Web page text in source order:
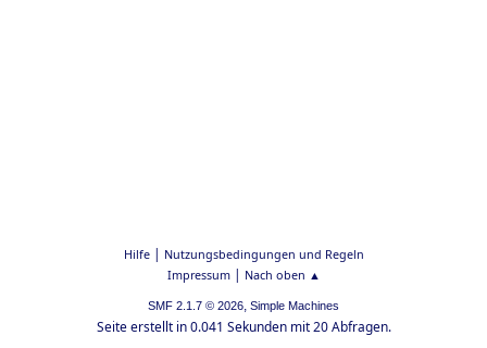
Hilfe| Nutzungsbedingungen und Regeln
Impressum| Nach oben ▲
SMF 2.1.7 © 2026, Simple Machines
Seite erstellt in 0.041 Sekunden mit 20 Abfragen.